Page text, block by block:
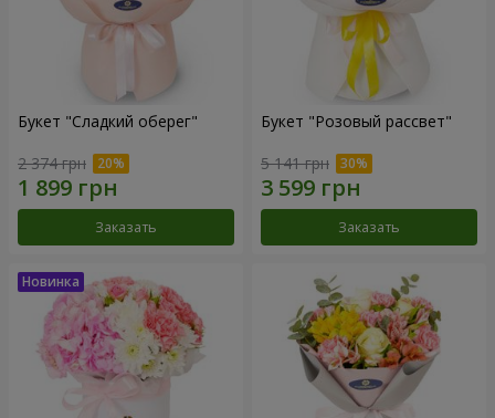
Букет "Сладкий оберег"
2 374 грн
Заказать
Букет "Розовый рассвет"
5 141 грн
Заказать